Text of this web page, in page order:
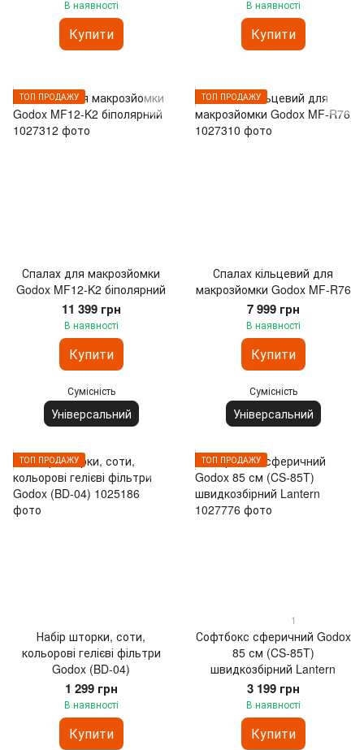
В наявності
Купити
В наявності
Купити
ТОП ПРОДАЖУ
Спалах для макрозйомки
Godox MF12-K2 біполярний
11 399 грн
В наявності
Купити
Сумісність
Універсальний
ТОП ПРОДАЖУ
Спалах кільцевий для
макрозйомки Godox MF-R76
7 999 грн
В наявності
Купити
Сумісність
Універсальний
ТОП ПРОДАЖУ
Набір шторки, соти,
кольорові гелієві фільтри
Godox (BD-04)
1 299 грн
В наявності
Купити
ТОП ПРОДАЖУ
1
Софтбокс сферичний Godox
85 см (CS-85T)
швидкозбірний Lantern
3 199 грн
В наявності
Купити